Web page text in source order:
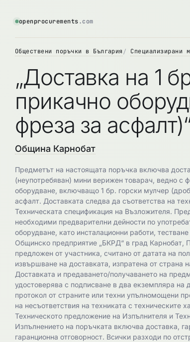
openprocurements.com
Обществени поръчки в България Специализирани
„Доставка на 1
прикачно
фреза за
Община Карнобат
Предметът на настоящата поръчка включва
(неупотребяван) мини верижен товарач, ведно с
оборудване, включващо 1 бр. горски мулчер
асфалт. Доставката следва да съответства на
Техническата спецификация на Възложителя.
необходими предварителни дейности по
оборудване, като инсталационни работи,
Общинско предприятие „БКРД“ в град Карнобат,
предложен от участника, считано от датата на
извършване на доставката, изпратена от страна
Доставката и предаването/получаването на
удостоверява с подписване в два екземпляра на
протокол от страните или техни упълномощени
на несъответствия на техниката с техническите
Техническото предложение на Изпълнителя и
Изпълнението на поръчката включва доставка,
гаранционна отговорност. Всички разходи по